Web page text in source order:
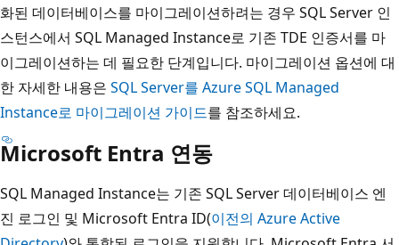
화된 데이터베이스를 마이그레이션하려는 경우 SQL Server 인
스턴스에서 SQL Managed Instance로 기존 TDE 인증서를 마
이그레이션하는 데 필요한 단계입니다. 마이그레이션 옵션에 대
한 자세한 내용은 SQL Server를 Azure SQL Managed
Instance로 마이그레이션 가이드를 참조하세요.
Microsoft Entra 연동
SQL Managed Instance는 기존 SQL Server 데이터베이스 엔
진 로그인 및 Microsoft Entra ID(이전의 Azure Active